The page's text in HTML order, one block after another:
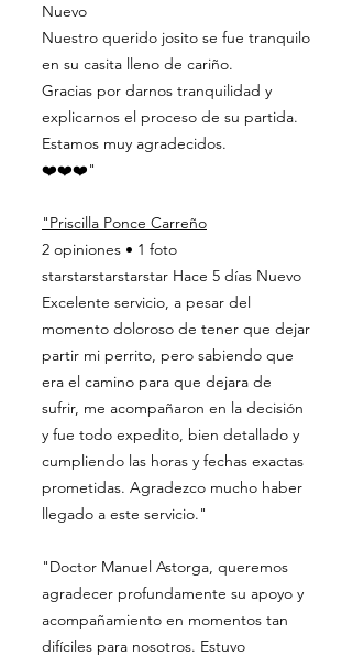
Nuevo
Nuestro querido josito se fue tranquilo
en su casita lleno de cariño.
Gracias por darnos tranquilidad y
explicarnos el proceso de su partida.
Estamos muy agradecidos.
❤️❤️❤️"
"Priscilla Ponce Carreño
2 opiniones • 1 foto
starstarstarstarstar Hace 5 días Nuevo
Excelente servicio, a pesar del
momento doloroso de tener que dejar
partir mi perrito, pero sabiendo que
era el camino para que dejara de
sufrir, me acompañaron en la decisión
y fue todo expedito, bien detallado y
cumpliendo las horas y fechas exactas
prometidas. Agradezco mucho haber
llegado a este servicio."
"​Doctor Manuel Astorga, queremos
agradecer profundamente su apoyo y
acompañamiento en momentos tan
difíciles para nosotros. Estuvo